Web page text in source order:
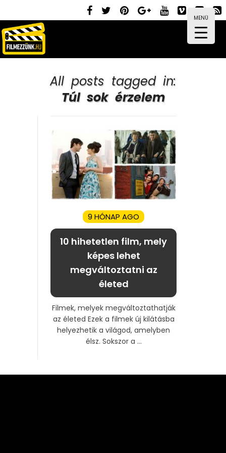
MENÜ
All posts tagged in:
Túl sok érzelem
9 HÓNAP AGO
10 hihetetlen film, mely
képes lehet
megváltoztatni az
életed
Filmek, melyek megváltoztathatják
az életed Ezek a filmek új kilátásba
helyezhetik a világod, amelyben
élsz. Sokszor a ...